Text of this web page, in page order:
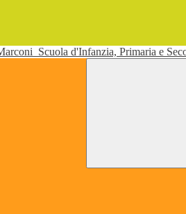
Scuola d'Infanzia, Primaria e